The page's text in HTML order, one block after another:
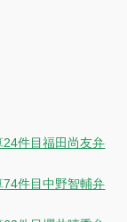
24件目福田尚友弁
74件目中野智輔弁